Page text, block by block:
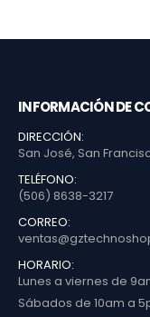
INFORMACIÓN DE
DIRECCIÓN:
San José, San
TELÉFONO:
(506) 8638-3217
CORREO:
HORARIO:
Lunes a viernes de
Sábados de 10am a